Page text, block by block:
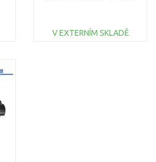
V EXTERNÍM SKLADĚ